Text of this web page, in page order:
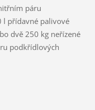
páru
l přídavné palivové
dvě 250 kg neřízené
podkřídlových